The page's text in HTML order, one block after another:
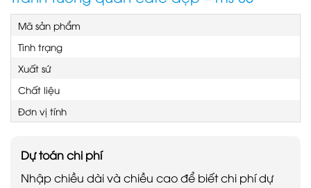
Mã sản phẩm
Tình trạng
Xuất sứ
Chất liệu
Đơn vị tính
Dự toán chi phí
Nhập chiều dài và chiều cao để biết chi phí dự